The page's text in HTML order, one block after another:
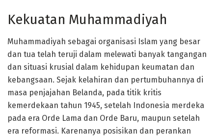
Kekuatan Muhammadiyah
Muhammadiyah sebagai organisasi Islam yang besar
dan tua telah teruji dalam melewati banyak tangangan
dan situasi krusial dalam kehidupan keumatan dan
kebangsaan. Sejak kelahiran dan pertumbuhannya di
masa penjajahan Belanda, pada titik kritis
kemerdekaan tahun 1945, setelah Indonesia merdeka
pada era Orde Lama dan Orde Baru, maupun setelah
era reformasi. Karenanya posisikan dan perankan